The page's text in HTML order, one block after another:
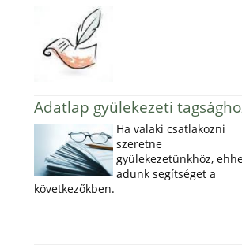
Adatlap gyülekezeti
Ha valaki csatlakozni
szeretne
gyülekezetünkhöz,
adunk segítséget a
következőkben.